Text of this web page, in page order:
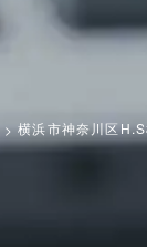
横浜市神奈川区